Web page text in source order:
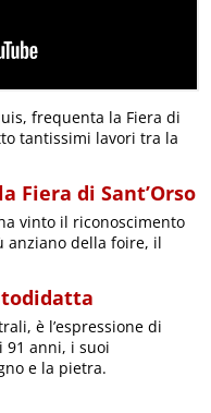
frequenta la Fiera di
tantissimi lavori tra la
Fiera di Sant’Orso
vinto il riconoscimento
anziano della foire, il
è l’espressione di
91 anni, i suoi
e la pietra.